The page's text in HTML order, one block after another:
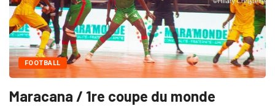
FOOTBALL
Maracana / 1re coupe du monde